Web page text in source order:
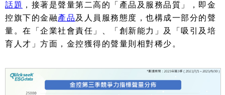
話題 ，接著是聲量第二高的「產品及服務品質」，即金
控旗下的金融產品 及人員服務態度，也構成一部分的聲
量。在「企業社會責任」、「創新能力」及「吸引及培
育人才」方面，金控獲得的聲量則相對稀少。